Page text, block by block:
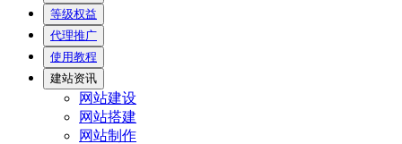
等级权益
代理推广
使用教程
建站资讯
网站建设
网站搭建
网站制作